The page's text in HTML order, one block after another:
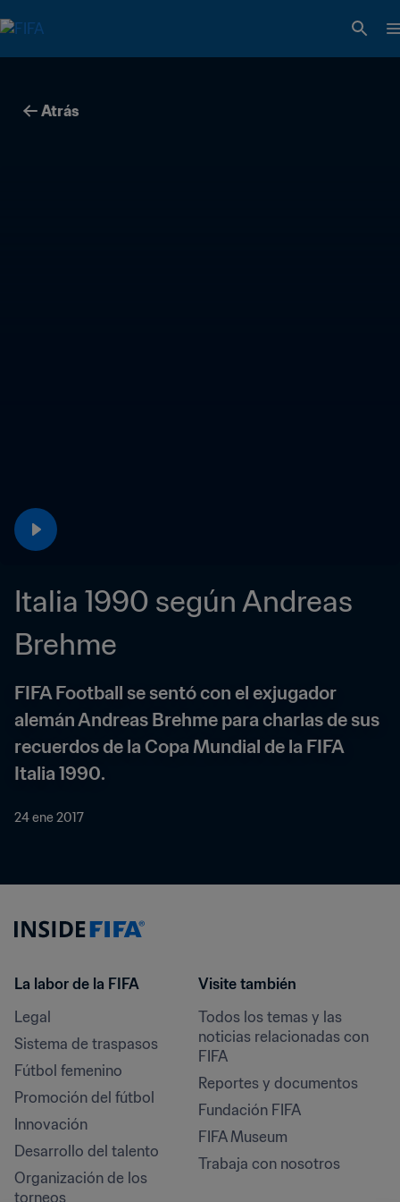
Atrás
Italia 1990 según Andreas
Brehme
FIFA Football se sentó con el exjugador
alemán Andreas Brehme para charlas de sus
recuerdos de la Copa Mundial de la FIFA
Italia 1990.
24 ene 2017
La labor de la FIFA
Legal
Sistema de traspasos
Fútbol femenino
Promoción del fútbol
Innovación
Desarrollo del talento
Organización de los
torneos
Visite también
Todos los temas y las
noticias relacionadas con
FIFA
Reportes y documentos
Fundación FIFA
FIFA Museum
Trabaja con nosotros